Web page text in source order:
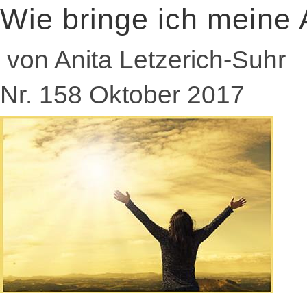
Wie bringe ich meine
von Anita Letzerich-Suhr
Nr. 158 Oktober 2017